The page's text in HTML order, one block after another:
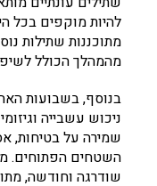
להיות מוקפים בכל
מתוכננות שתילות
מהמהלך הכולל
בנוסף, בשבועות
ניכוש עשבייה
שמירה על בטיחות,
השטחים הפתוחים.
שודרגה וחודשה,